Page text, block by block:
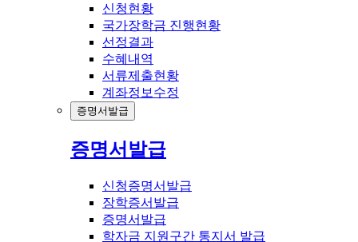
신청현황
국가장학금 진행현황
선정결과
수혜내역
서류제출현황
계좌정보수정
증명서발급
증명서발급
신청증명서발급
장학증서발급
증명서발급
학자금 지원구간 통지서 발급